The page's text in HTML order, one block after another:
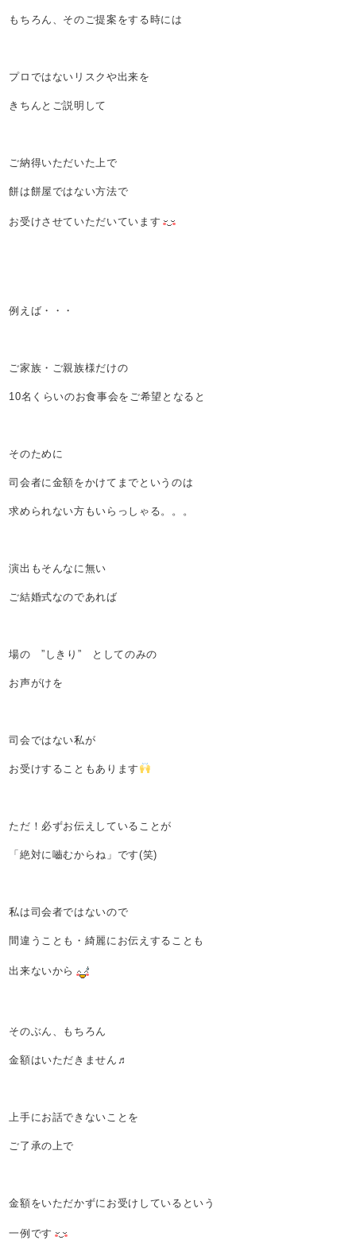
もちろん、そのご提案をする時には
プロではないリスクや出来を
きちんとご説明して
ご納得いただいた上で
餅は餅屋ではない方法で
お受けさせていただいています
例えば・・・
ご家族・ご親族様だけの
10名くらいのお食事会をご希望となると
そのために
司会者に金額をかけてまでというのは
求められない方もいらっしゃる。。。
演出もそんなに無い
ご結婚式なのであれば
場の ”しきり” としてのみの
お声がけを
司会ではない私が
お受けすることもあります
ただ！必ずお伝えしていることが
「絶対に嚙むからね」です(笑)
私は司会者ではないので
間違うことも・綺麗にお伝えすることも
出来ないから
そのぶん、もちろん
金額はいただきません♬
上手にお話できないことを
ご了承の上で
金額をいただかずにお受けしているという
一例です